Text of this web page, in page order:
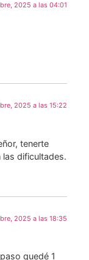
2025 a las 04:01
2025 a las 15:22
tenerte
las dificultades.
2025 a las 18:35
quedé 1